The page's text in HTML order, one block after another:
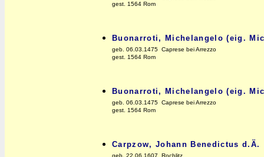
gest. 1564 Rom
Buonarroti, Michelangelo (eig.
geb. 06.03.1475 Caprese bei Arrezzo
gest. 1564 Rom
Buonarroti, Michelangelo (eig.
geb. 06.03.1475 Caprese bei Arrezzo
gest. 1564 Rom
Carpzow, Johann Benedictus d.Ä.
geb. 22.06.1607 Rochlitz